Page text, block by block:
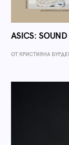
ASICS:
ОТ КРИСТИЯНА